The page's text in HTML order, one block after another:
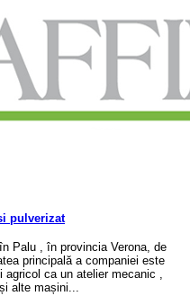
pulverizat
Palu , în provincia Verona, de
principală a companiei este
agricol ca un atelier mecanic ,
alte mașini...